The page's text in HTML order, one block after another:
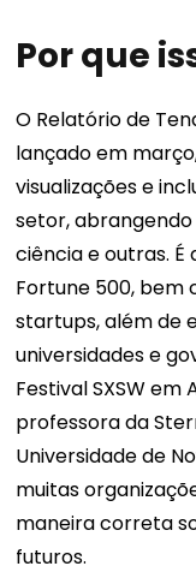
Por que
O Relatório de
lançado em
visualizações e
setor,
ciência e outras.
Fortune 500, bem
startups, além de
universidades e
Festival SXSW em
professora da
Universidade de
muitas
maneira correta
futuros.